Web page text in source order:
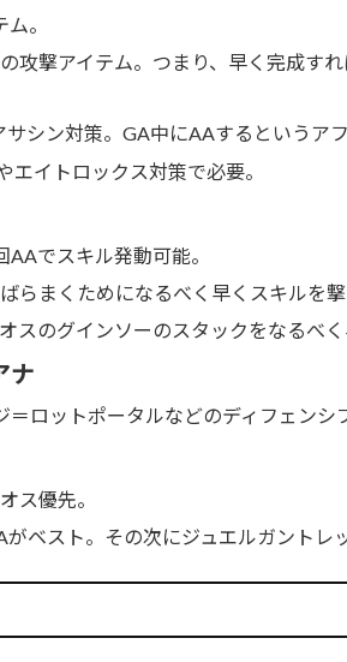
。
攻撃アイテム。つまり、早く完成す
シン対策。GA中にAAするというア
エイトロックス対策で必要。
でスキル発動可能。
らまくためになるべく早くスキルを撃
スのグインソーのスタックをなるべく
ナ
ロットポータルなどのディフェンシ
ス優先。
ベスト。その次にジュエルガントレ